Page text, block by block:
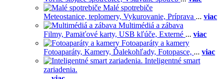
Malé spotrebiče
Meteostanice, teplomery, Vykurovanie, Príprava ... viac
Multimédiá a zábava
Filmy, Pamäťové karty, USB kľúče, Externé ... viac
Fotoaparáty a kamery
Fotoaparáty, Kamery, Ďalekohľady, Fotopasce, ... viac
Inteligentné smart
zariadenia.